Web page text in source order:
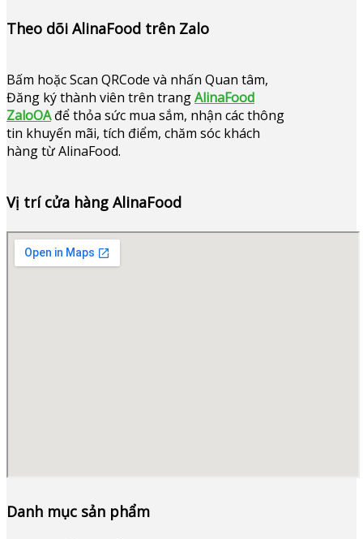
Theo dõi AlinaFood trên Zalo
Bấm hoặcScan QRCode và nhấn Quan tâm,
Đăng ký thành viên trên trangAlinaFood
ZaloOAđể thỏa sức mua sắm, nhận các thông
tin khuyến mãi, tích điểm, chăm sóc khách
hàng từ AlinaFood.
Vị trí cửa hàng AlinaFood
Danh mục sản phẩm